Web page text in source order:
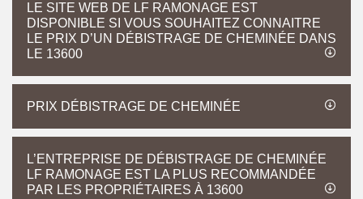
LE SITE WEB DE LF RAMONAGE EST
DISPONIBLE SI VOUS SOUHAITEZ CONNAITRE
LE PRIX D’UN DÉBISTRAGE DE CHEMINÉE DANS
LE 13600
PRIX DÉBISTRAGE DE CHEMINÉE
L’ENTREPRISE DE DÉBISTRAGE DE CHEMINÉE
LF RAMONAGE EST LA PLUS RECOMMANDÉE
PAR LES PROPRIÉTAIRES À 13600